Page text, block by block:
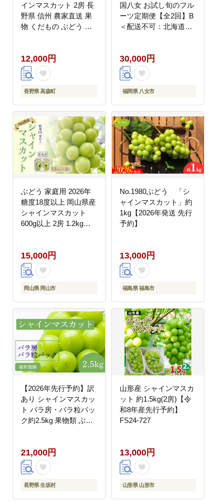
インマスカット 2房 長
野県 信州 農家直送 果
物 くだもの ぶどう 旬
12,000円
長野県 高森町
国八女 お試し旬のフル
ーツ定期便【全2回】B
＜配送不可：北海道・
ンマスカット 季節のフ
ルーツ 果物 おすすめ
セット 産地直送 福岡県
八女市
30,000円
福岡県 八女市
ぶどう 家庭用 2026年
糖度18度以上 岡山県産
シャインマスカット
600g以上 2房 1.2kg以
15,000円
岡山県 岡山市
No.1980ぶどう 「シ
ャインマスカット」約
1kg【2026年発送 先行
予約】
13,000円
福島県 福島市
【2026年先行予約】訳
あり シャインマスカッ
ト バラ房・バラ粒パッ
ク約2.5kg 果物類 ぶど
21,000円
長野県 生坂村
山形産 シャインマスカ
ット 約1.5kg(2房)【令
和8年産先行予約】
FS24-727
13,000円
山形県 山形市